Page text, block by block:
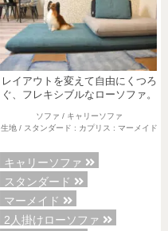
レイアウトを変えて自由にくつろ
ぐ、フレキシブルなローソファ。
ソファ / キャリーソファ
生地 / スタンダード : カプリス : マーメイド
キャリーソファ
スタンダード
マーメイド
2人掛けローソファ